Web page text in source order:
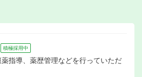
積極採用中
指導、薬歴管理などを行っていただ